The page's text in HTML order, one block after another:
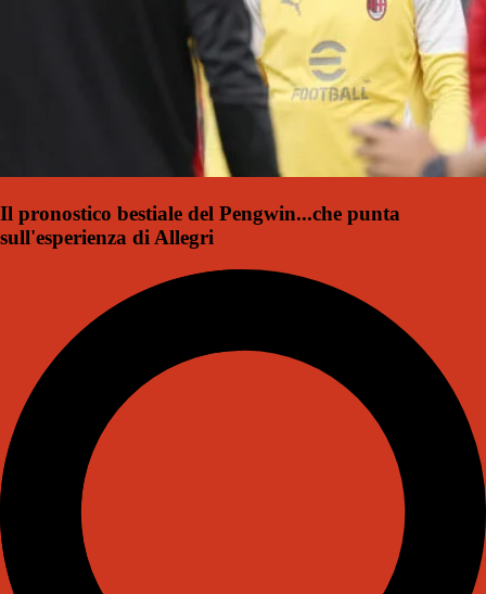
Il pronostico bestiale del Pengwin...che punta
sull'esperienza di Allegri